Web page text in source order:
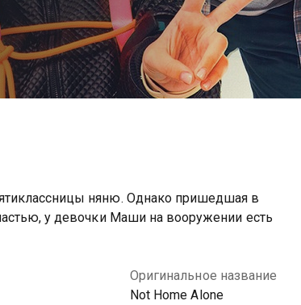
няню. Однако пришедшая в
у девочки Маши на вооружении есть
Оригинальное название
Not Home Alone